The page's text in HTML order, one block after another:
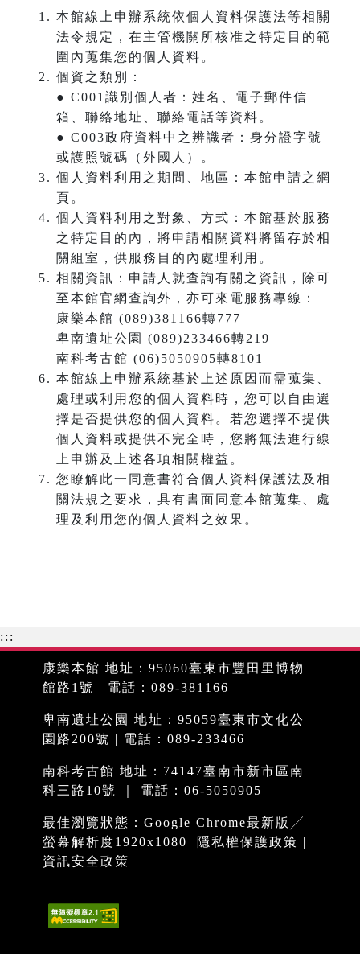
本館線上申辦系統依個人資料保護法等相關
法令規定，在主管機關所核准之特定目的範
圍內蒐集您的個人資料。
個資之類別：
● C001識別個人者：姓名、電子郵件信
箱、聯絡地址、聯絡電話等資料。
● C003政府資料中之辨識者：身分證字號
或護照號碼（外國人）。
個人資料利用之期間、地區：本館申請之網
頁。
個人資料利用之對象、方式：本館基於服務
之特定目的內，將申請相關資料將留存於相
關組室，供服務目的內處理利用。
相關資訊：申請人就查詢有關之資訊，除可
至本館官網查詢外，亦可來電服務專線：
康樂本館 (089)381166轉777
卑南遺址公園 (089)233466轉219
南科考古館 (06)5050905轉8101
本館線上申辦系統基於上述原因而需蒐集、
處理或利用您的個人資料時，您可以自由選
擇是否提供您的個人資料。若您選擇不提供
個人資料或提供不完全時，您將無法進行線
上申辦及上述各項相關權益。
您瞭解此一同意書符合個人資料保護法及相
關法規之要求，具有書面同意本館蒐集、處
理及利用您的個人資料之效果。
:::
康樂本館 地址：95060臺東市豐田里博物
館路1號 | 電話：089-381166
卑南遺址公園 地址：95059臺東市文化公
園路200號 | 電話：089-233466
南科考古館 地址：74147臺南市新市區南
科三路10號 ｜ 電話：06-5050905
最佳瀏覽狀態：Google Chrome最新版╱
螢幕解析度1920x1080
隱私權保護政策 |
資訊安全政策